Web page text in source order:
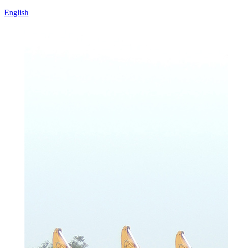
English